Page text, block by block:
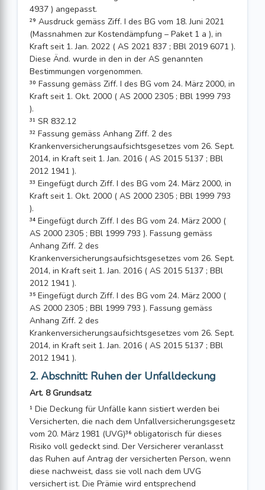
4937 ) angepasst.
²⁹ Ausdruck gemäss Ziff. I des BG vom 18. Juni 2021
(Massnahmen zur Kostendämpfung – Paket 1 a ), in
Kraft seit 1. Jan. 2022 ( AS 2021 837 ; BBl 2019 6071 ).
Diese Änd. wurde in den in der AS genannten
Bestimmungen vorgenommen.
³⁰ Fassung gemäss Ziff. I des BG vom 24. März 2000, in
Kraft seit 1. Okt. 2000 ( AS 2000 2305 ; BBl 1999 793
).
³¹ SR 832.12
³² Fassung gemäss Anhang Ziff. 2 des
Krankenversicherungsaufsichtsgesetzes vom 26. Sept.
2014, in Kraft seit 1. Jan. 2016 ( AS 2015 5137 ; BBl
2012 1941 ).
³³ Eingefügt durch Ziff. I des BG vom 24. März 2000, in
Kraft seit 1. Okt. 2000 ( AS 2000 2305 ; BBl 1999 793
).
³⁴ Eingefügt durch Ziff. I des BG vom 24. März 2000 (
AS 2000 2305 ; BBl 1999 793 ). Fassung gemäss
Anhang Ziff. 2 des
Krankenversicherungsaufsichtsgesetzes vom 26. Sept.
2014, in Kraft seit 1. Jan. 2016 ( AS 2015 5137 ; BBl
2012 1941 ).
³⁵ Eingefügt durch Ziff. I des BG vom 24. März 2000 (
AS 2000 2305 ; BBl 1999 793 ). Fassung gemäss
Anhang Ziff. 2 des
Krankenversicherungsaufsichtsgesetzes vom 26. Sept.
2014, in Kraft seit 1. Jan. 2016 ( AS 2015 5137 ; BBl
2012 1941 ).
2. Abschnitt: Ruhen der Unfalldeckung
Art. 8 Grundsatz
¹ Die Deckung für Unfälle kann sistiert werden bei
Versicherten, die nach dem Unfallversicherungsgesetz
vom 20. März 1981 (UVG)³⁶ obligatorisch für dieses
Risiko voll gedeckt sind. Der Versicherer veranlasst
das Ruhen auf Antrag der versicherten Person, wenn
diese nachweist, dass sie voll nach dem UVG
versichert ist. Die Prämie wird entsprechend